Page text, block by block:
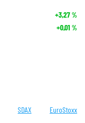
+3,27%
+0,01 %
SDAX EuroStoxx